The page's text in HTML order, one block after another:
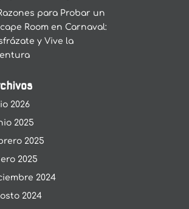
para Probar un
Room en Carnaval:
y Vive la
2026
2025
2025
2025
2024
2024